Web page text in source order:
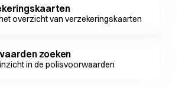
overzicht van verzekeringskaarten
zoeken
in de polisvoorwaarden